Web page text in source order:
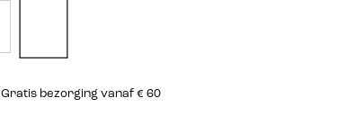
Gratis bezorging vanaf € 60